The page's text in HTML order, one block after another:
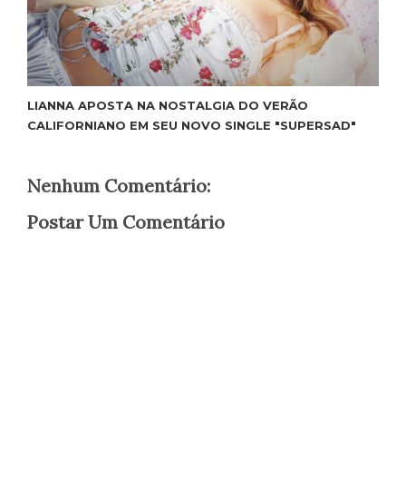
LIANNA APOSTA NA NOSTALGIA DO VERÃO
CALIFORNIANO EM SEU NOVO SINGLE "SUPERSAD"
Nenhum Comentário:
Postar Um Comentário